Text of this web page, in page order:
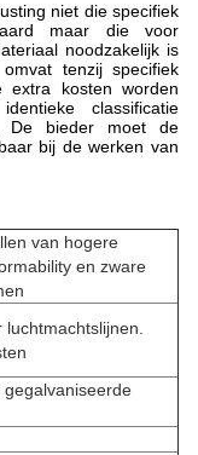
niet die specifiek
maar die voor
noodzakelijk is
tenzij specifiek
extra kosten worden
classificatie
De bieder moet de
bij de werken van
van hogere
en zware